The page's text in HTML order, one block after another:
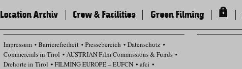
Location Archiv Crew & Facilities Green Filming
Impressum Barrierefreiheit Pressebereich
Datenschutz
Commercials in Tirol
AUSTRIAN Film Commissions & Funds
Drehorte in Tirol
FILMING EUROPE – EUFCN
afci